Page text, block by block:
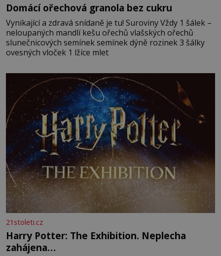
Domácí ořechová granola bez cukru
Vynikající a zdravá snídaně je tu! Suroviny Vždy 1 šálek –
neloupaných mandlí kešu ořechů vlašských ořechů
slunečnicových semínek semínek dýně rozinek 3 šálky
ovesných vloček 1 lžíce mlet
21stoleti.cz
Harry Potter: The Exhibition. Neplecha
zahájena…